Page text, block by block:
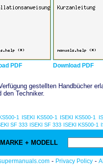
PDF Download PDF
gestellten Handbücher
Techniker.
1 ISEKI KS500-1 ISEKI KS500-1
SF 333 ISEKI SF 333 ISEKI KS500-1
MARKE + MODELL
- Privacy Policy -